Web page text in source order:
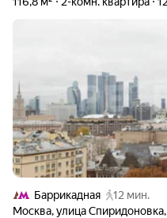
Баррикадная
12 мин.
Москва,улица Спиридоновка,